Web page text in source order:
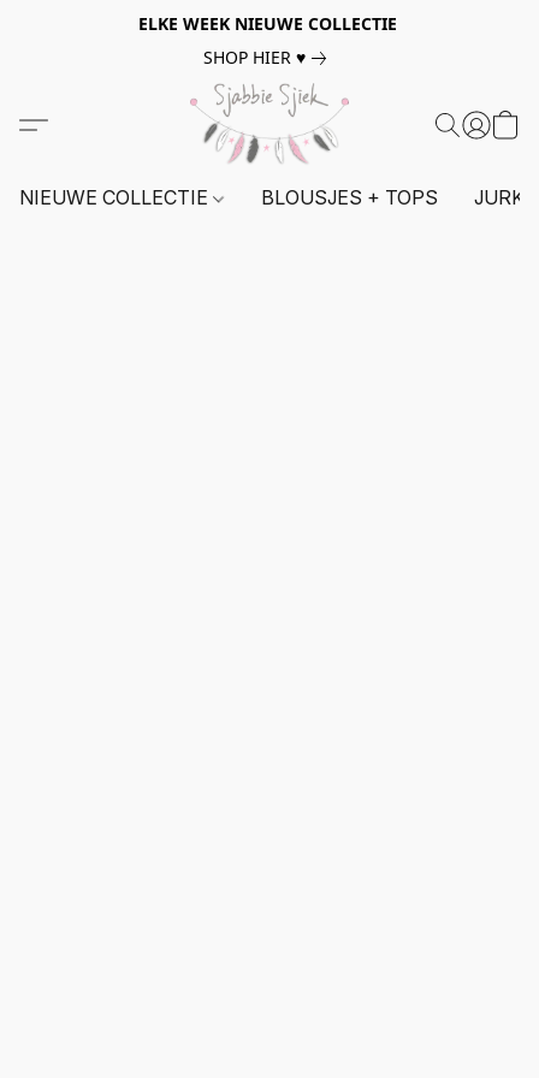
ELKE WEEK NIEUWE COLLECTIE
SHOP HIER ♥
NIEUWE COLLECTIE BLOUSJES + TOPS